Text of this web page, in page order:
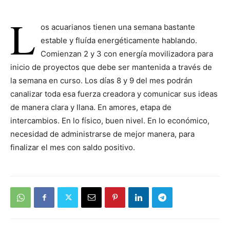
L os acuarianos tienen una semana bastante
estable y fluída energéticamente hablando.
Comienzan 2 y 3 con energía movilizadora para
inicio de proyectos que debe ser mantenida a través de
la semana en curso. Los días 8 y 9 del mes podrán
canalizar toda esa fuerza creadora y comunicar sus ideas
de manera clara y llana. En amores, etapa de
intercambios. En lo físico, buen nivel. En lo económico,
necesidad de administrarse de mejor manera, para
finalizar el mes con saldo positivo.